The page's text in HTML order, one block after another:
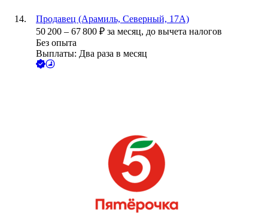
Продавец (Арамиль, Северный, 17А)
50 200 – 67 800 ₽ за месяц, до вычета налогов
Без опыта
Выплаты: Два раза в месяц